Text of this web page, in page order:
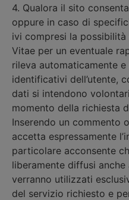
4. Qualora il sito
oppure in caso di
ivi compresi la
Vitae per un eventuale
rileva automaticamente
identificativi dell’utente,
dati si intendono
momento della richiesta
Inserendo un commento
accetta espressamente
particolare acconsente
liberamente diffusi
verranno utilizzati
del servizio richiesto e